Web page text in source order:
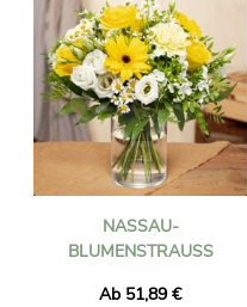
NASSAU-
BLUMENSTRAUSS
Ab 51,89 €